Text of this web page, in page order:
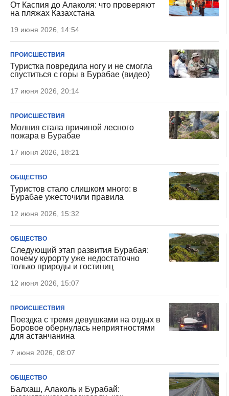
От Каспия до Алаколя: что проверяют
на пляжах Казахстана
19 июня 2026, 14:54
ПРОИСШЕСТВИЯ
Туристка повредила ногу и не смогла
спуститься с горы в Бурабае (видео)
17 июня 2026, 20:14
ПРОИСШЕСТВИЯ
Молния стала причиной лесного
пожара в Бурабае
17 июня 2026, 18:21
ОБЩЕСТВО
Туристов стало слишком много: в
Бурабае ужесточили правила
12 июня 2026, 15:32
ОБЩЕСТВО
Следующий этап развития Бурабая:
почему курорту уже недостаточно
только природы и гостиниц
12 июня 2026, 15:07
ПРОИСШЕСТВИЯ
Поездка с тремя девушками на отдых в
Боровое обернулась неприятностями
для астанчанина
7 июня 2026, 08:07
ОБЩЕСТВО
Балхаш, Алаколь и Бурабай: